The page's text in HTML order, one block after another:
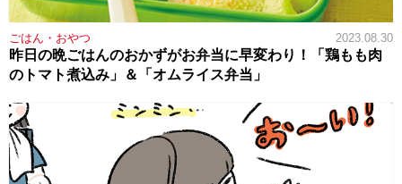
ごはん・おやつ 2023.08.30
昨日の晩ごはんのおかずがお弁当に早変わり！「鶏もも肉
のトマト煮込み」＆「オムライス弁当」